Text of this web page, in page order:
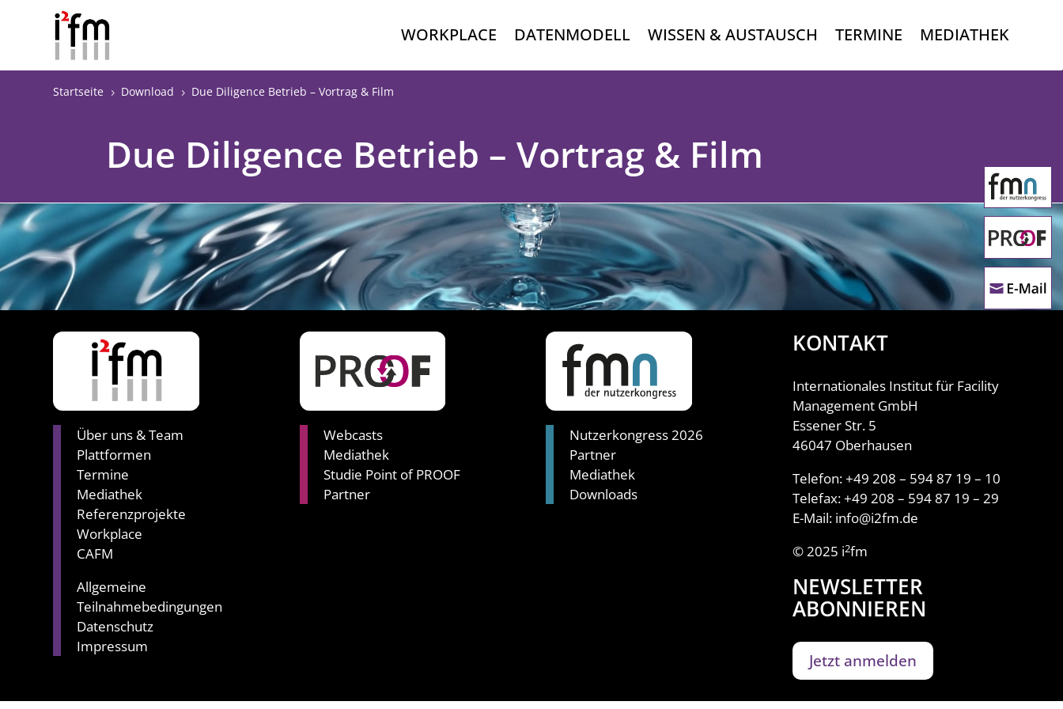
WORKPLACE DATENMODELL WISSEN & AUSTAUSCH TERMINE MEDIATHEK
Startseite 5 Download 5 Due Diligence Betrieb – Vortrag & Film
Due Diligence Betrieb – Vortrag & Film
Über uns & Team
Plattformen
Termine
Mediathek
Referenzprojekte
Workplace
CAFM
Allgemeine
Teilnahmebedingungen
Datenschutz
Impressum
Webcasts
Mediathek
Studie Point of PROOF
Partner
Nutzerkongress 2026
Partner
Mediathek
Downloads
KONTAKT
Internationales Institut für Facility
Management GmbH
Essener Str. 5
46047 Oberhausen
Telefon: +49 208 – 594 87 19 – 10
Telefax: +49 208 – 594 87 19 – 29
E-Mail: info@i2fm.de
© 2025 i2fm
NEWSLETTER
ABONNIEREN
Jetzt anmelden